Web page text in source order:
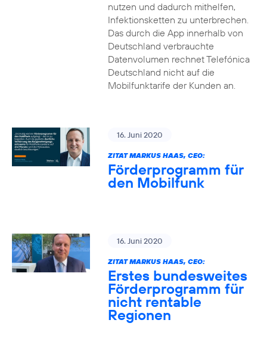
nutzen und dadurch mithelfen,
Infektionsketten zu unterbrechen.
Das durch die App innerhalb von
Deutschland verbrauchte
Datenvolumen rechnet Telefónica
Deutschland nicht auf die
Mobilfunktarife der Kunden an.
16. Juni 2020
ZITAT MARKUS HAAS, CEO:
Förderprogramm für
den Mobilfunk
16. Juni 2020
ZITAT MARKUS HAAS, CEO:
Erstes bundesweites
Förderprogramm für
nicht rentable
Regionen